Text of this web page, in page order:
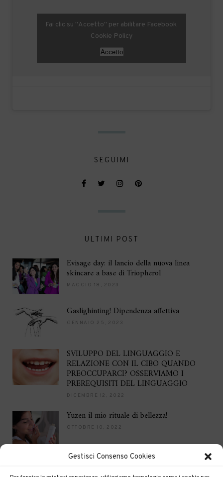
Gestisci Consenso Cookies
Fai clic su "Accetto" per abilitare Facebook
Cookie Policy
Accetto
SEGUIMI
ULTIMI POST
Evisage day: il lancio della nuova linea
skincare a base di Triopherol
MAGGIO 18, 2023
Gaslighinting! Dipendenza affettiva
GENNAIO 25, 2023
SVILUPPO DEL LINGUAGGIO E
RELAZIONE CON IL CIBO QUANDO
PREOCCUPARCI? OSSERVIAMO I
PREREQUISITI DEL LINGUAGGIO
DICEMBRE 12, 2022
Yuzen il mio rituale di bellezza!
OTTOBRE 10, 2022
DICEMBRE 16, 2021